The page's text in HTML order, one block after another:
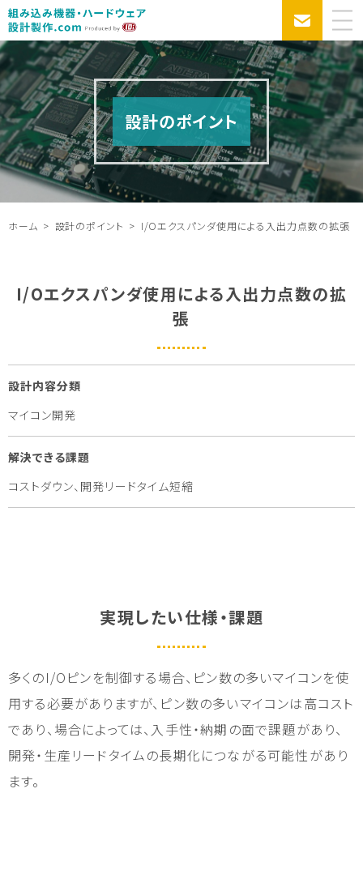
設計のポイント
ホーム 設計のポイント I/Oエクスパンダ使用による入出力点数の拡張
I/Oエクスパンダ使用による入出力点数の拡
張
設計内容分類
マイコン開発
解決できる課題
コストダウン、開発リードタイム短縮
実現したい仕様・課題
多くのI/Oピンを制御する場合、ピン数の多いマイコンを使
用する必要がありますが、ピン数の多いマイコンは高コスト
であり、場合によっては、入手性・納期の面で課題があり、
開発・生産リードタイムの長期化につながる可能性があり
ます。